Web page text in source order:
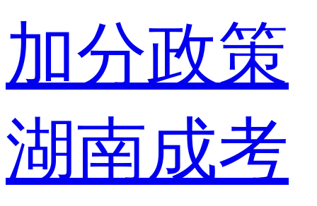
加分政策
湖南成考